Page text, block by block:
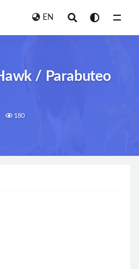
EN
/ Parabuteo
180